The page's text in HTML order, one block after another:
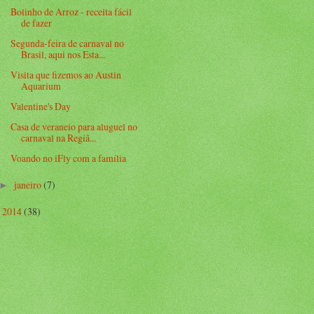
Bolinho de Arroz - receita fácil
de fazer
Segunda-feira de carnaval no
Brasil, aqui nos Esta...
Visita que fizemos ao Austin
Aquarium
Valentine's Day
Casa de veraneio para aluguel no
carnaval na Regiã...
Voando no iFly com a família
janeiro(7)
2014(38)